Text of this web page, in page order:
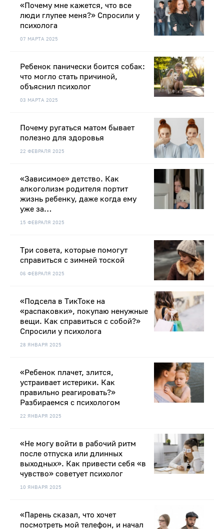
07 МАРТА 2025
«Почему мне кажется, что все
люди глупее меня?» Спросили у
психолога
03 МАРТА 2025
Ребенок панически боится собак:
что могло стать причиной,
объяснил психолог
22 ФЕВРАЛЯ 2025
Почему ругаться матом бывает
полезно для здоровья
15 ФЕВРАЛЯ 2025
«Зависимое» детство. Как
алкоголизм родителя портит
жизнь ребенку, даже когда ему
уже за…
06 ФЕВРАЛЯ 2025
Три совета, которые помогут
справиться с зимней тоской
28 ЯНВАРЯ 2025
«Подсела в ТикТоке на
«распаковки», покупаю ненужные
вещи. Как справиться с собой?»
Спросили у психолога
22 ЯНВАРЯ 2025
«Ребенок плачет, злится,
устраивает истерики. Как
правильно реагировать?»
Разбираемся с психологом
10 ЯНВАРЯ 2025
«Не могу войти в рабочий ритм
после отпуска или длинных
выходных». Как привести себя «в
чувство» советует психолог
«Парень сказал, что хочет
посмотреть мой телефон, и начал